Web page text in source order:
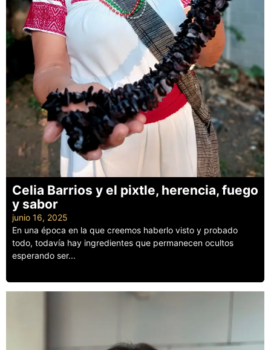
Celia Barrios y el pixtle, herencia, fuego
y sabor
junio 16, 2025
En una época en la que creemos haberlo visto y probado
todo, todavía hay ingredientes que permanecen ocultos
esperando ser...